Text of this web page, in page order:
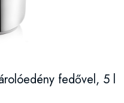
fedővel, 5 l